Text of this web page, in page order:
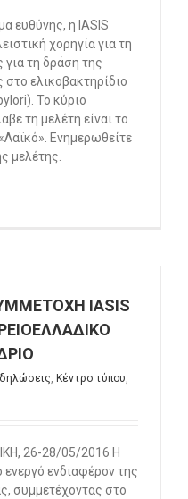
ευθύνης, η IASIS
χορηγία για τη
για τη δράση της
ελικοβακτηρίδιο
Το κύριο
τη μελέτη είναι το
Ενημερωθείτε
μελέτης.
IASIS
, Κέντρο τύπου,
26-28/05/2016 Η
ενδιαφέρον της
συμμετέχοντας στο